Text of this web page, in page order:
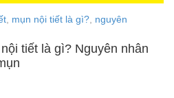
mụn nội tiết là gì? nguyên
tiết là gì? Nguyên nhân